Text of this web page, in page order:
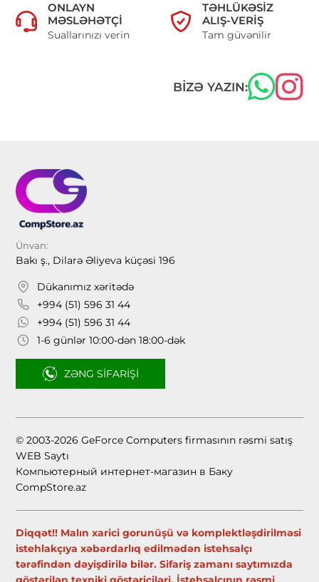
ONLAYN
MƏSLƏHƏTÇI
Suallarınızı verin
TƏHLÜKƏSIZ
ALIŞ-VERIŞ
Tam güvənilir
BIZƏ YAZIN:
Ünvan:
Bakı ş., Dilarə Əliyeva küçəsi 196
Dükanımız xəritədə
+994 (51) 596 31 44
+994 (51) 596 31 44
1-6 günlər 10:00-dən 18:00-dək
ZƏNG SIFARIŞI
© 2003-2026 GeForce Computers firmasının rəsmi satış
WEB Saytı
Компьютерный интернет-магазин в Баку
CompStore.az
Diqqət!! Malın xarici gorunüşü və komplektləşdirilməsi
istehlakçıya xəbərdarlıq edilmədən istehsalçı
tərəfindən dəyişdirilə bilər. Sifariş zamanı saytımızda